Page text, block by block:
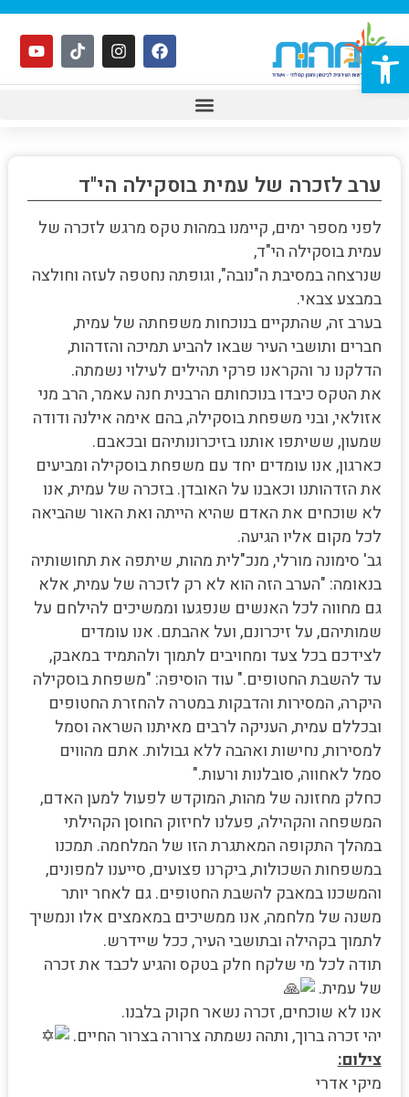
פתח סרגל נגישות
ערב לזכרה של עמית בוסקילה הי"ד
לפני מספר ימים, קיימנו במהות טקס מרגש לזכרה של
עמית בוסקילה הי"ד,
שנרצחה במסיבת ה"נובה", וגופתה נחטפה לעזה וחולצה
במבצע צבאי.
בערב זה, שהתקיים בנוכחות משפחתה של עמית,
חברים ותושבי העיר שבאו להביע תמיכה והזדהות,
הדלקנו נר והקראנו פרקי תהילים לעילוי נשמתה.
את הטקס כיבדו בנוכחותם הרבנית חנה עאמר, הרב מני
אזולאי, ובני משפחת בוסקילה, בהם אימה אילנה ודודה
שמעון, ששיתפו אותנו בזיכרונותיהם ובכאבם.
כארגון, אנו עומדים יחד עם משפחת בוסקילה ומביעים
את הזדהותנו וכאבנו על האובדן. בזכרה של עמית, אנו
לא שוכחים את האדם שהיא הייתה ואת האור שהביאה
לכל מקום אליו הגיעה.
גב' סימונה מורלי, מנכ"לית מהות, שיתפה את תחושותיה
בנאומה: "הערב הזה הוא לא רק לזכרה של עמית, אלא
גם מחווה לכל האנשים שנפגעו וממשיכים להילחם על
שמותיהם, על זיכרונם, ועל אהבתם. אנו עומדים
לצידכם בכל צעד ומחויבים לתמוך ולהתמיד במאבק,
עד להשבת החטופים." עוד הוסיפה: "משפחת בוסקילה
היקרה, המסירות והדבקות במטרה להחזרת החטופים
ובכללם עמית, העניקה לרבים מאיתנו השראה וסמל
למסירות, נחישות ואהבה ללא גבולות. אתם מהווים
סמל לאחווה, סובלנות ורעות."
כחלק מחזונה של מהות, המוקדש לפעול למען האדם,
המשפחה והקהילה, פעלנו לחיזוק החוסן הקהילתי
במהלך התקופה המאתגרת הזו של המלחמה. תמכנו
במשפחות השכולות, ביקרנו פצועים, סייענו למפונים,
והמשכנו במאבק להשבת החטופים. גם לאחר יותר
משנה של מלחמה, אנו ממשיכים במאמצים אלו ונמשיך
לתמוך בקהילה ובתושבי העיר, ככל שיידרש.
תודה לכל מי שלקח חלק בטקס והגיע לכבד את זכרה
של עמית.
אנו לא שוכחים, זכרה נשאר חקוק בלבנו.
יהי זכרה ברוך, ותהה נשמתה צרורה בצרור החיים.
צילום:
מיקי אדרי